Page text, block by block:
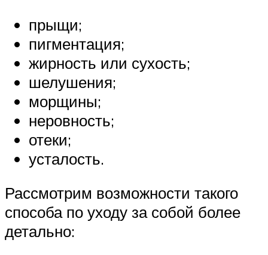
прыщи;
пигментация;
жирность или сухость;
шелушения;
морщины;
неровность;
отеки;
усталость.
Рассмотрим возможности такого
способа по уходу за собой более
детально: